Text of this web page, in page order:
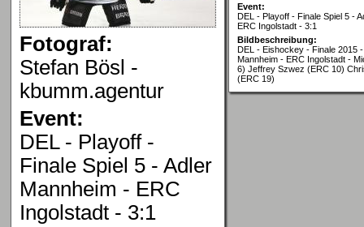
Fotograf:
Stefan Bösl -
kbumm.agentur
Event:
DEL - Playoff -
Finale Spiel 5 - Adler
Mannheim - ERC
Ingolstadt - 3:1
Event:
DEL - Playoff - Finale Spiel 5 -
ERC Ingolstadt - 3:1
Bildbeschreibung:
DEL - Eishockey - Finale 2015
Mannheim - ERC Ingolstadt -
6) Jeffrey Szwez (ERC 10)
(ERC 19)